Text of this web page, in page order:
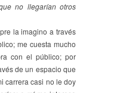
no llegarían otros
la imagino a través
me cuesta mucho
con el público; por
de un espacio que
carrera casi no le doy